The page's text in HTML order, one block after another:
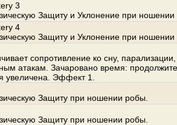
3
Защиту и Уклонение при ношении
4
Защиту и Уклонение при ношении
сопротивление ко сну, парализации,
атакам. Зачаровано время:
увеличена. Эффект 1.
Защиту при ношении робы.
Защиту при ношении робы.